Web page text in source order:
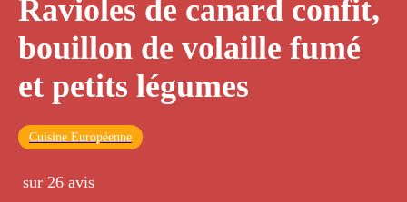
Ravioles de canard confit,
bouillon de volaille fumé
et petits légumes
Cuisine Européenne
sur 26 avis